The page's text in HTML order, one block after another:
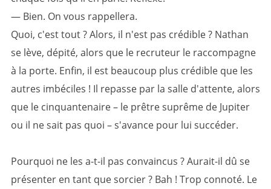
— Bien. On vous rappellera.
Quoi, c'est tout ? Alors, il n'est pas crédible ? Nathan
se lève, dépité, alors que le recruteur le raccompagne
à la porte. Enfin, il est beaucoup plus crédible que les
autres imbéciles ! Il repasse par la salle d'attente, alors
que le cinquantenaire – le prêtre suprême de Jupiter
ou il ne sait pas quoi – s'avance pour lui succéder.
Pourquoi ne les a-t-il pas convaincus ? Aurait-il dû se
présenter en tant que sorcier ? Bah ! Trop connoté. Le